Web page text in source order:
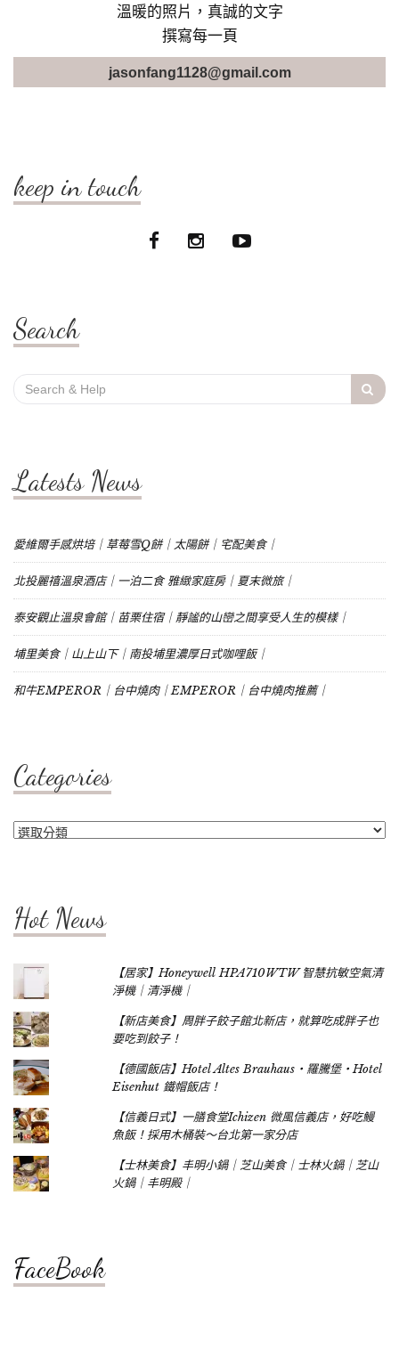
溫暖的照片，真誠的文字
撰寫每一頁
jasonfang1128@gmail.com
keep in touch
Search
Search
for:
Latests News
愛維爾手感烘培｜草莓雪Q餅｜太陽餅｜宅配美食｜
北投麗禧溫泉酒店｜一泊二食 雅緻家庭房｜夏末微旅｜
泰安觀止溫泉會館｜苗栗住宿｜靜謐的山巒之間享受人生的模樣｜
埔里美食｜山上山下｜南投埔里濃厚日式咖哩飯｜
和牛EMPEROR｜台中燒肉｜EMPEROR｜台中燒肉推薦｜
Categories
Categories
Hot News
【居家】Honeywell HPA710WTW 智慧抗敏空氣清
淨機｜清淨機｜
【新店美食】周胖子餃子館北新店，就算吃成胖子也
要吃到餃子！
【德國飯店】Hotel Altes Brauhaus‧羅騰堡‧Hotel
Eisenhut 鐵帽飯店！
【信義日式】一膳食堂Ichizen 微風信義店，好吃鰻
魚飯！採用木桶裝～台北第一家分店
【士林美食】丰明小鍋｜芝山美食｜士林火鍋｜芝山
火鍋｜丰明殿｜
FaceBook